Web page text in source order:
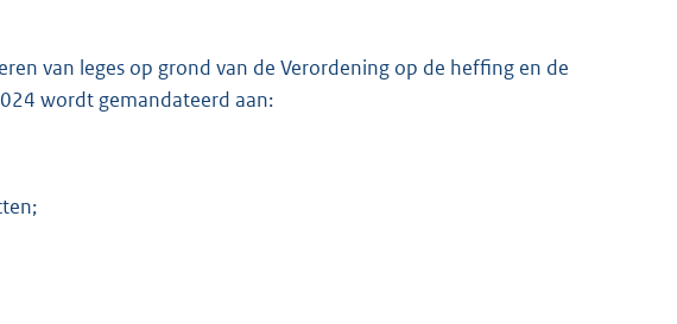
van leges op grond van de Verordening op de heffing en de
wordt gemandateerd aan: